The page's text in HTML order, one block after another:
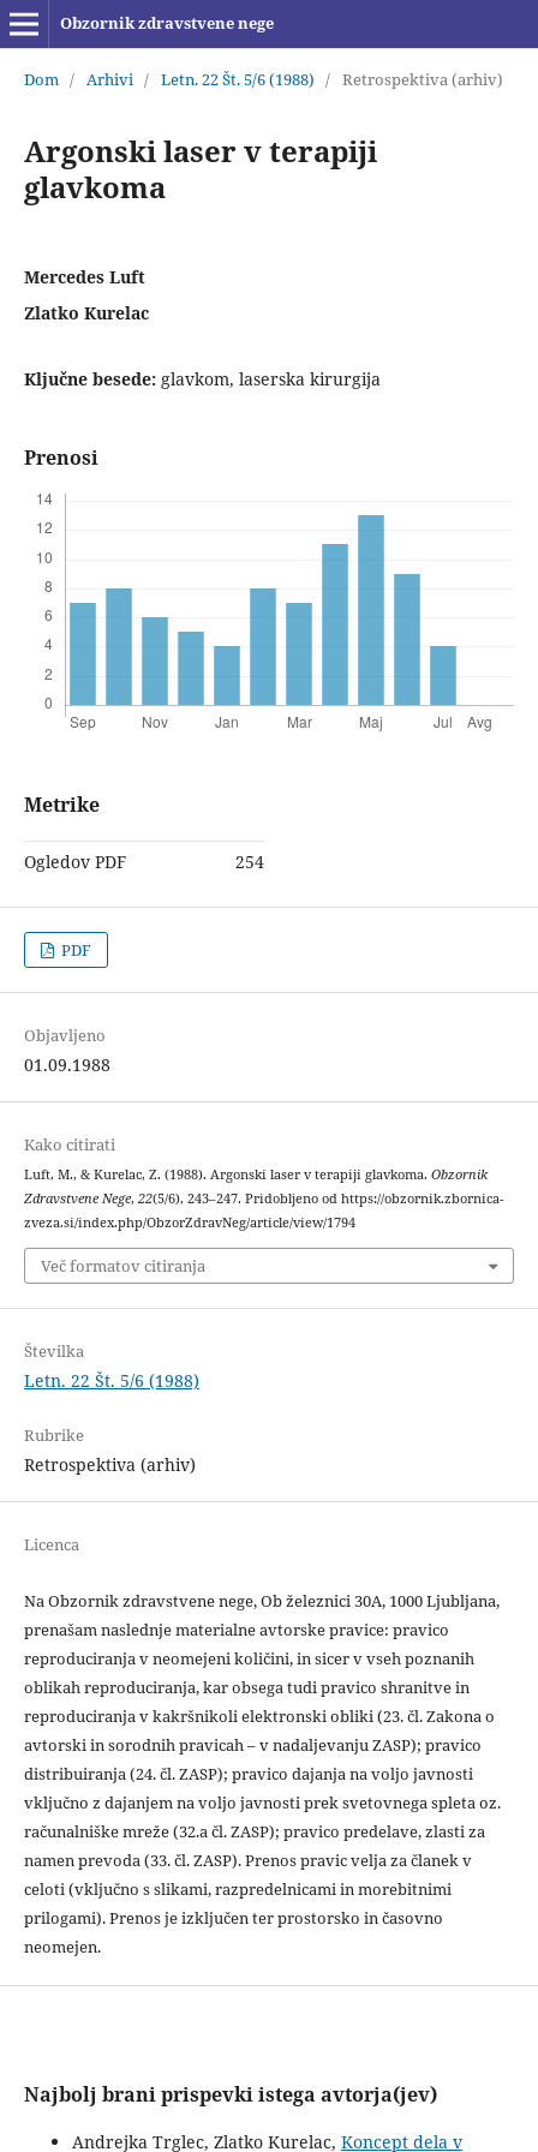
Obzornik zdravstvene nege
Dom / Arhivi / Letn. 22 Št. 5/6 (1988) / Retrospektiva (arhiv)
Argonski laser v terapiji
glavkoma
Mercedes Luft
Zlatko Kurelac
Ključne besede: glavkom, laserska kirurgija
Prenosi
Metrike
Ogledov PDF 254
PDF
Objavljeno
01.09.1988
Kako citirati
Luft, M., & Kurelac, Z. (1988). Argonski laser v terapiji glavkoma. Obzornik
Zdravstvene Nege, 22(5/6), 243–247. Pridobljeno od https://obzornik.zbornica-
zveza.si/index.php/ObzorZdravNeg/article/view/1794
Več formatov citiranja
Številka
Letn. 22 Št. 5/6 (1988)
Rubrike
Retrospektiva (arhiv)
Licenca
Na Obzornik zdravstvene nege, Ob železnici 30A, 1000 Ljubljana,
prenašam naslednje materialne avtorske pravice: pravico
reproduciranja v neomejeni količini, in sicer v vseh poznanih
oblikah reproduciranja, kar obsega tudi pravico shranitve in
reproduciranja v kakršnikoli elektronski obliki (23. čl. Zakona o
avtorski in sorodnih pravicah – v nadaljevanju ZASP); pravico
distribuiranja (24. čl. ZASP); pravico dajanja na voljo javnosti
vključno z dajanjem na voljo javnosti prek svetovnega spleta oz.
računalniške mreže (32.a čl. ZASP); pravico predelave, zlasti za
namen prevoda (33. čl. ZASP). Prenos pravic velja za članek v
celoti (vključno s slikami, razpredelnicami in morebitnimi
prilogami). Prenos je izključen ter prostorsko in časovno
neomejen.
Najbolj brani prispevki istega avtorja(jev)
Andrejka Trglec, Zlatko Kurelac, Koncept dela v